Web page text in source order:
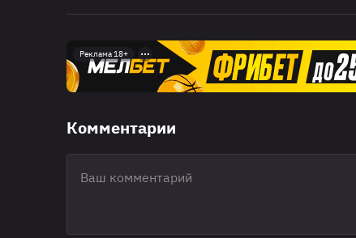
Реклама 18+
Комментарии